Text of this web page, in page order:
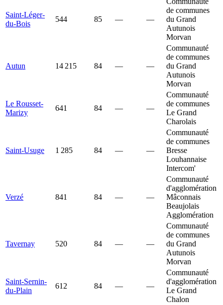
Saint-Léger-
du-Bois
544 85 — —
de communes
du Grand
Autunois
Morvan
Autun 14 215 84 — —
Communauté
de communes
du Grand
Autunois
Morvan
Le Rousset-
Marizy
641 84 — —
Communauté
de communes
Le Grand
Charolais
Saint-Usuge 1 285 84 — —
Communauté
de communes
Bresse
Louhannaise
Intercom'
Verzé 841 84 — —
Communauté
d'agglomération
Mâconnais
Beaujolais
Agglomération
Tavernay 520 84 — —
Communauté
de communes
du Grand
Autunois
Morvan
Saint-Sernin-
du-Plain
612 84 — —
Communauté
d'agglomération
Le Grand
Chalon